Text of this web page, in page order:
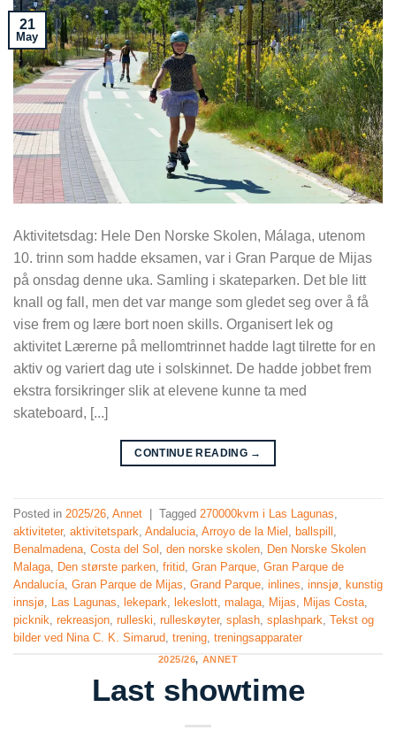
21
May
Aktivitetsdag: Hele Den Norske Skolen, Málaga, utenom
10. trinn som hadde eksamen, var i Gran Parque de Mijas
på onsdag denne uka. Samling i skateparken. Det ble litt
knall og fall, men det var mange som gledet seg over å få
vise frem og lære bort noen skills. Organisert lek og
aktivitet Lærerne på mellomtrinnet hadde lagt tilrette for en
aktiv og variert dag ute i solskinnet. De hadde jobbet frem
ekstra forsikringer slik at elevene kunne ta med
skateboard, [...]
CONTINUE READING →
Posted in 2025/26 Annet | Tagged 270000kvm i Las Lagunas
aktiviteter, aktivitetspark Andalucia Arroyo de la Miel ballspill
Benalmadena Costa del Sol den norske skolen Den Norske Skolen
Malaga Den største parken fritid Gran Parque Gran Parque de
Andalucía Gran Parque de Mijas Grand Parque inlines innsjø kunstig
innsjø Las Lagunas lekepark lekeslott malaga Mijas Mijas Costa
picknik rekreasjon rulleski rulleskøyter, splash splashpark Tekst og
bilder ved Nina C. K. Simarud trening treningsapparater
2025/26, ANNET
Last showtime